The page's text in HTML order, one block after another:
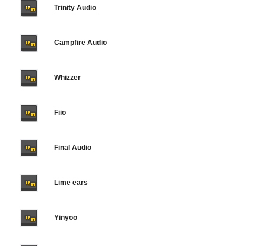
Trinity Audio
Campfire Audio
Whizzer
Fiio
Final Audio
Lime ears
Yinyoo